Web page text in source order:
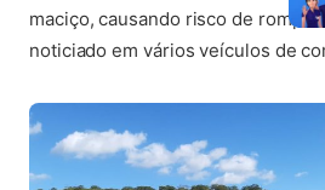
maciço, causando risco de
noticiado em vários veículos de